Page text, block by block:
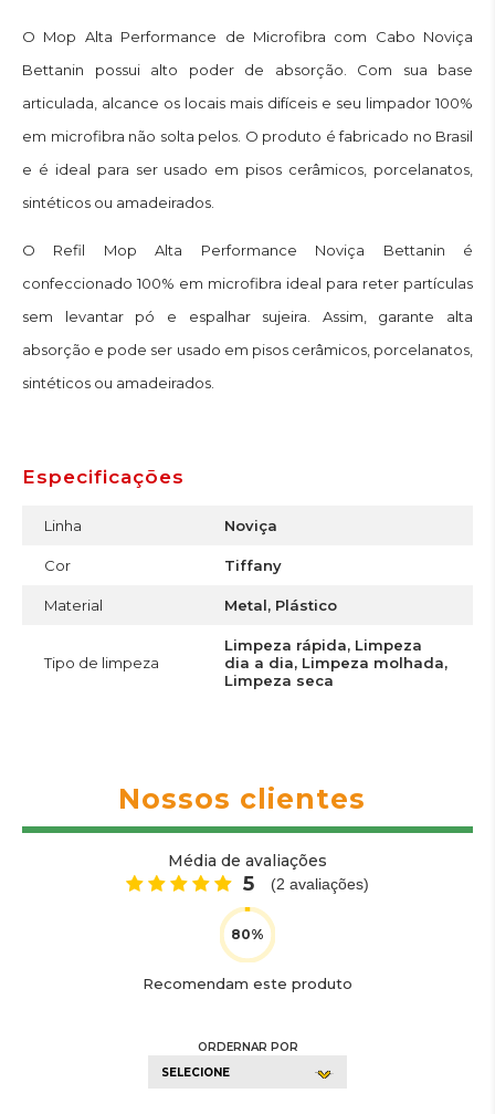
O Mop Alta Performance de Microfibra com Cabo Noviça
Bettanin possui alto poder de absorção. Com sua base
articulada, alcance os locais mais difíceis e seu limpador 100%
em microfibra não solta pelos. O produto é fabricado no Brasil
e é ideal para ser usado em pisos cerâmicos, porcelanatos,
sintéticos ou amadeirados.
O Refil Mop Alta Performance Noviça Bettanin é
confeccionado 100% em microfibra ideal para reter partículas
sem levantar pó e espalhar sujeira. Assim, garante alta
absorção e pode ser usado em pisos cerâmicos, porcelanatos,
sintéticos ou amadeirados.
Especificações
Linha Noviça
Cor Tiffany
Material Metal, Plástico
Tipo de limpeza
Limpeza rápida, Limpeza
dia a dia, Limpeza molhada,
Limpeza seca
Nossos clientes
Média de avaliações
5 (2 avaliações)
Recomendam este produto
ORDERNAR POR
SELECIONE